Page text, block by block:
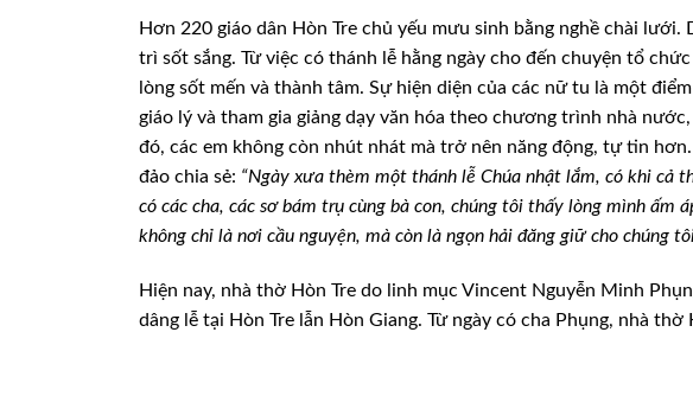
Hơn 220 giáo dân Hòn Tre chủ yếu mưu sinh bằng nghề chài
trì sốt sắng. Từ việc có thánh lễ hằng ngày cho đến chuyện tổ
lòng sốt mến và thành tâm. Sự hiện diện của các nữ tu là một
giáo lý và tham gia giảng dạy văn hóa theo chương trình nhà
đó, các em không còn nhút nhát mà trở nên năng động, tự tin
đảo chia sẻ: “Ngày xưa thèm một thánh lễ Chúa nhật lắm, có khi cả
có các cha, các sơ bám trụ cùng bà con, chúng tôi thấy lòng mình
không chỉ là nơi cầu nguyện, mà còn là ngọn hải đăng giữ cho chúng
Hiện nay, nhà thờ Hòn Tre do linh mục Vincent Nguyễn Minh
dâng lễ tại Hòn Tre lẫn Hòn Giang. Từ ngày có cha Phụng, nhà thờ